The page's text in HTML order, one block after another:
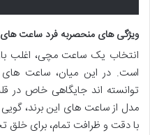
ویژگی های منحصربه فرد ساعت
انتخاب یک ساعت مچی، اغلب
است. در این میان، ساعت های
توانسته اند جایگاهی خاص در
مدل از ساعت های این برند،
با دقت و ظرافت تمام، برای خلق